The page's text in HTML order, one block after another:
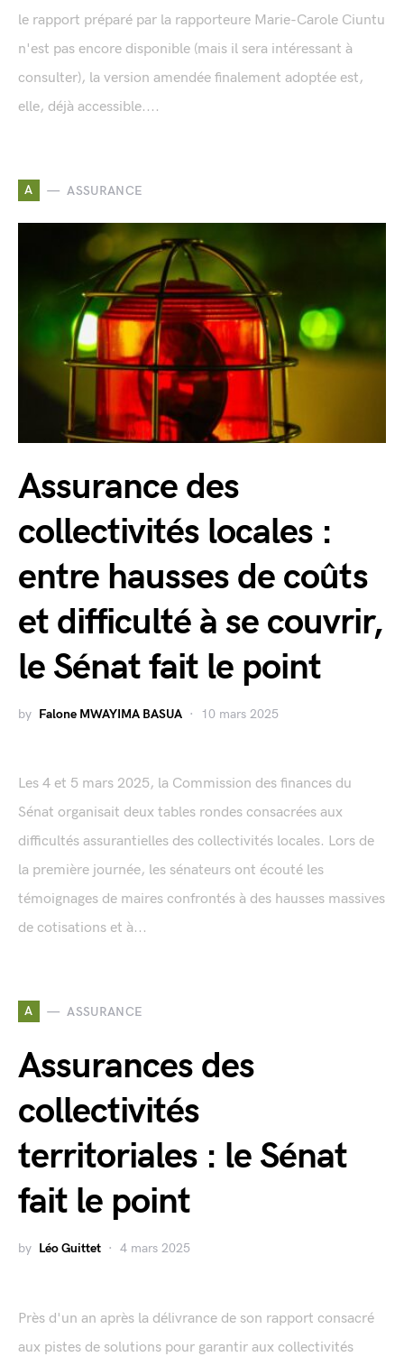
le rapport préparé par la rapporteure Marie-Carole Ciuntu
n'est pas encore disponible (mais il sera intéressant à
consulter), la version amendée finalement adoptée est,
elle, déjà accessible....
A ASSURANCE
Assurance des
collectivités locales :
entre hausses de coûts
et difficulté à se couvrir,
le Sénat fait le point
by Falone MWAYIMA BASUA 10 mars 2025
Les 4 et 5 mars 2025, la Commission des finances du
Sénat organisait deux tables rondes consacrées aux
difficultés assurantielles des collectivités locales. Lors de
la première journée, les sénateurs ont écouté les
témoignages de maires confrontés à des hausses massives
de cotisations et à...
A ASSURANCE
Assurances des
collectivités
territoriales : le Sénat
fait le point
by Léo Guittet 4 mars 2025
Près d'un an après la délivrance de son rapport consacré
aux pistes de solutions pour garantir aux collectivités